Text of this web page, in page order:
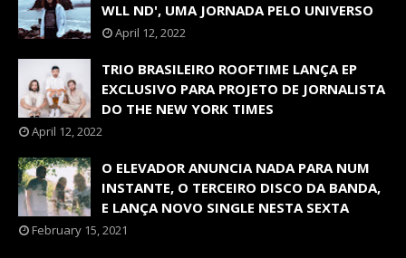
WLL ND', UMA JORNADA PELO UNIVERSO
April 12, 2022
TRIO BRASILEIRO ROOFTIME LANÇA EP
EXCLUSIVO PARA PROJETO DE JORNALISTA
DO THE NEW YORK TIMES
April 12, 2022
O ELEVADOR ANUNCIA NADA PARA NUM
INSTANTE, O TERCEIRO DISCO DA BANDA,
E LANÇA NOVO SINGLE NESTA SEXTA
February 15, 2021